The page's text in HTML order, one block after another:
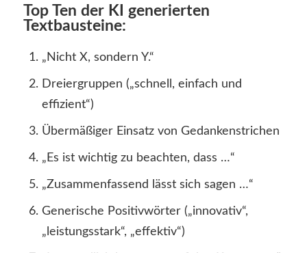
Top Ten der KI generierten
Textbausteine:
„Nicht X, sondern Y.“
Dreiergruppen („schnell, einfach und
effizient“)
Übermäßiger Einsatz von Gedankenstrichen
„Es ist wichtig zu beachten, dass …“
„Zusammenfassend lässt sich sagen …“
Generische Positivwörter („innovativ“,
„leistungsstark“, „effektiv“)